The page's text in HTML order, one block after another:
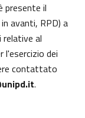
presente il
avanti, RPD) a
al
l'esercizio dei
contattato
.